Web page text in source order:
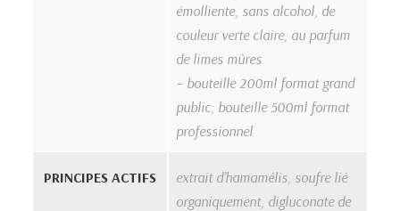
émolliente, sans alcohol, de
couleur verte claire, au parfum
de limes mûres
– bouteille 200ml format grand
public; bouteille 500ml format
professionnel
PRINCIPES ACTIFS
extrait d’hamamélis, soufre lié
organiquement, digluconate de